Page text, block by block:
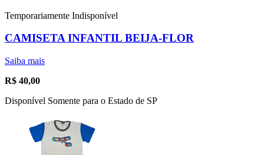
Temporariamente Indisponível
CAMISETA INFANTIL BEIJA-FLOR
Saiba mais
R$ 40,00
Disponível Somente para o Estado de SP